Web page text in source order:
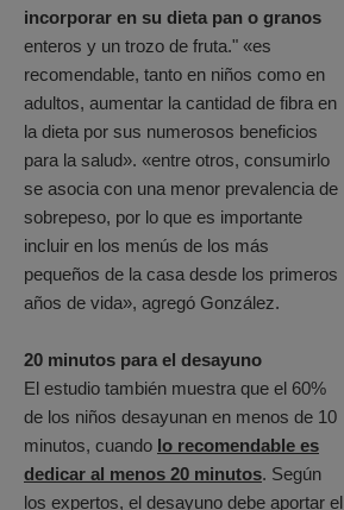
incorporar en su dieta pan o granos
enteros y un trozo de fruta." «es
recomendable, tanto en niños como en
adultos, aumentar la cantidad de fibra en
la dieta por sus numerosos beneficios
para la salud». «entre otros, consumirlo
se asocia con una menor prevalencia de
sobrepeso, por lo que es importante
incluir en los menús de los más
pequeños de la casa desde los primeros
años de vida», agregó González.
20 minutos para el desayuno
El estudio también muestra que el 60%
de los niños desayunan en menos de 10
minutos, cuando lo recomendable es
dedicar al menos 20 minutos. Según
los expertos, el desayuno debe aportar el